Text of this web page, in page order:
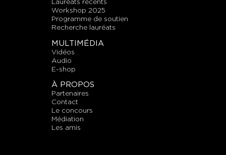
lauréats récents
workshop 2025
programme de soutien
recherche lauréats
MULTIMÉDIA
vidéos
audio
E-shop
À PROPOS
partenaires
contact
le concours
médiation
les amis